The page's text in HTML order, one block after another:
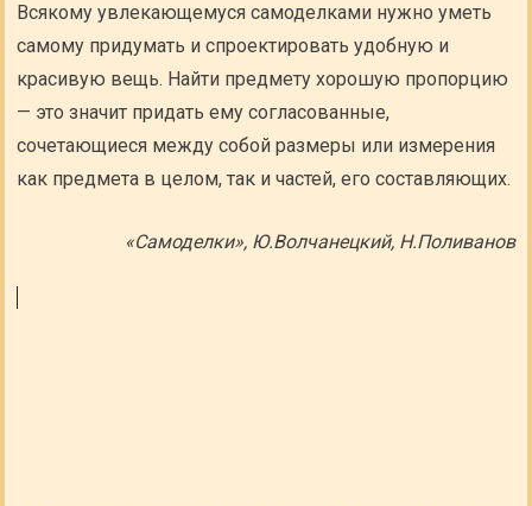
Всякому увлекающемуся самоделками нужно уметь
самому придумать и спроектировать удобную и
красивую вещь. Найти предмету хорошую пропорцию
— это значит придать ему согласованные,
сочетающиеся между собой размеры или измерения
как предмета в целом, так и частей, его составляющих.
«Самоделки», Ю.Волчанецкий, Н.Поливанов